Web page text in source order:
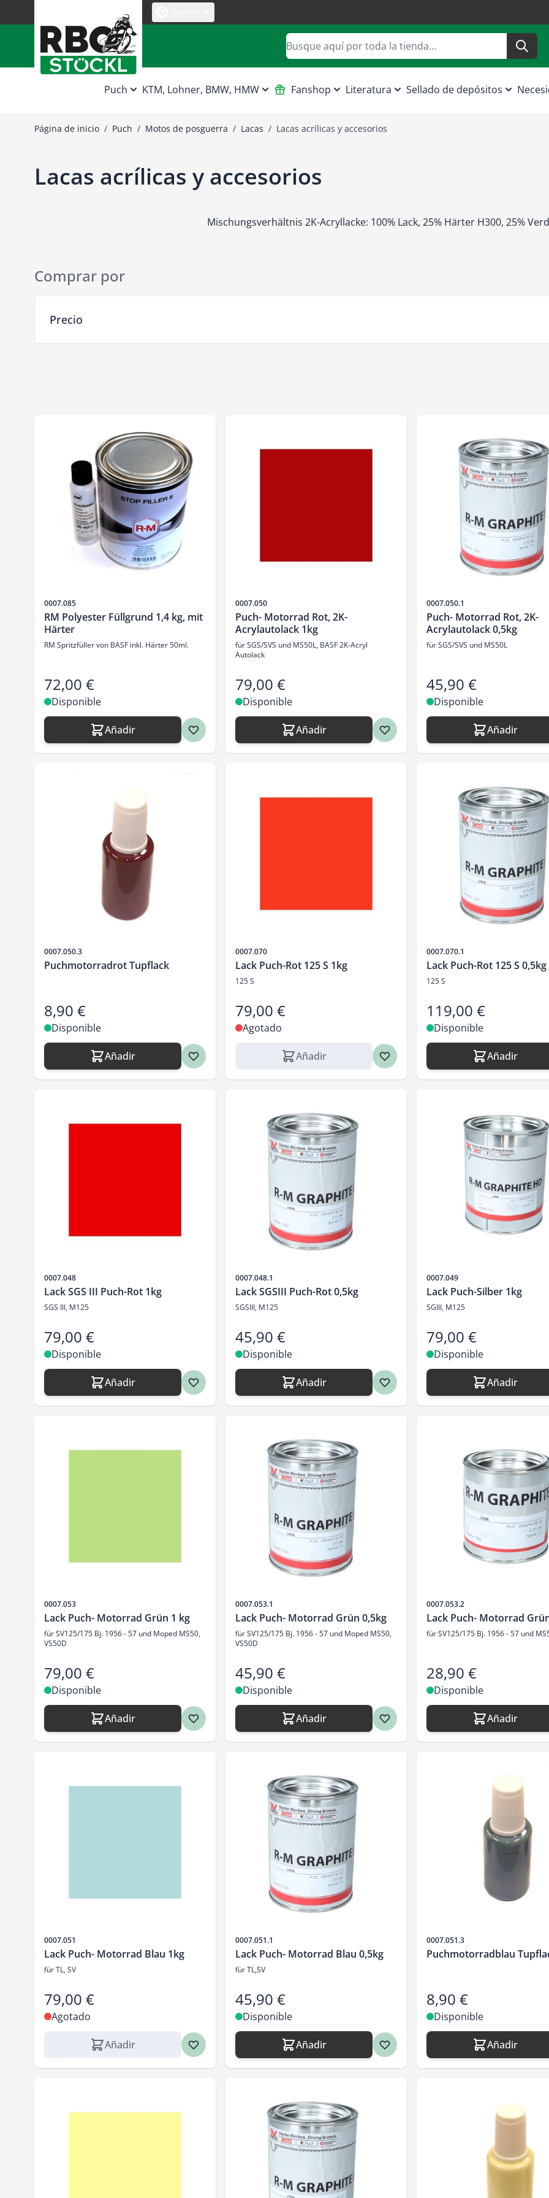
Buscar
Puch KTM, Lohner, BMW, HMW Fanshop Literatura Sellado de depósitos
Página de inicio / Puch / Motos de posguerra / Lacas / Lacas acrílicas y accesorios
Lacas acrílicas y accesorios
Mischungsverhältnis 2K-Acryllacke: 100% Lack, 25% Härter H300, 25%
Comprar por
Precio
SKU
0007.085
RM Polyester Füllgrund 1,4 kg, mit
Härter
RM Spritzfüller von BASF inkl. Härter 50ml.
72,00 €
Disponible
Añadir
SKU
0007.050
Puch- Motorrad Rot, 2K-
Acrylautolack 1kg
für SGS/SVS und MS50L, BASF 2K-Acryl
Autolack
79,00 €
Disponible
Añadir
SKU
0007.050.1
Puch- Motorrad Rot, 2K-
Acrylautolack 0,5kg
für SGS/SVS und MS50L
45,90 €
Disponible
Añadir
SKU
0007.050.3
Puchmotorradrot Tupflack
8,90 €
Disponible
Añadir
SKU
0007.070
Lack Puch-Rot 125 S 1kg
125 S
79,00 €
Agotado
Añadir
SKU
0007.070.1
Lack Puch-Rot 125 S 0,5kg
125 S
119,00 €
Disponible
Añadir
SKU
0007.048
Lack SGS III Puch-Rot 1kg
SGS III, M125
79,00 €
Disponible
Añadir
SKU
0007.048.1
Lack SGSIII Puch-Rot 0,5kg
SGSIII, M125
45,90 €
Disponible
Añadir
SKU
0007.049
Lack Puch-Silber 1kg
SGIII, M125
79,00 €
Disponible
Añadir
SKU
0007.053
Lack Puch- Motorrad Grün 1 kg
für SV125/175 Bj. 1956 - 57 und Moped MS50,
VS50D
79,00 €
Disponible
Añadir
SKU
0007.053.1
Lack Puch- Motorrad Grün 0,5kg
für SV125/175 Bj. 1956 - 57 und Moped MS50,
VS50D
45,90 €
Disponible
Añadir
SKU
0007.053.2
Lack Puch- Motorrad
für SV125/175 Bj. 1956 - 57 und
28,90 €
Disponible
Añadir
SKU
0007.051
Lack Puch- Motorrad Blau 1kg
für TL, SV
79,00 €
Agotado
Añadir
SKU
0007.051.1
Lack Puch- Motorrad Blau 0,5kg
für TL,SV
45,90 €
Disponible
Añadir
SKU
0007.051.3
Puchmotorradblau
8,90 €
Disponible
Añadir